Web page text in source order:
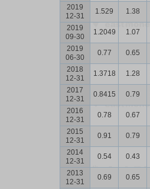
2019
12-31
1.529 1.38
2019
09-30
1.2049 1.07
2019
06-30
0.77 0.65
2018
12-31
1.3718 1.28
2017
12-31
0.8415 0.79
2016
12-31
0.78 0.67
2015
12-31
0.91 0.79
2014
12-31
0.54 0.43
2013
12-31
0.69 0.65